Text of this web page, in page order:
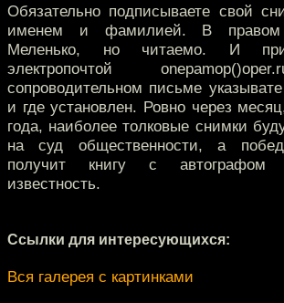
Обязательно подписываете свой
именем и фамилией. В правом
Меленько, но читаемо. И
электропочтой
сопроводительном письме
и где установлен. Ровно через
года, наиболее толковые снимки
на суд общественности, а
получит книгу с
известность.
Ссылки для интересующихся:
Вся галерея с картинками